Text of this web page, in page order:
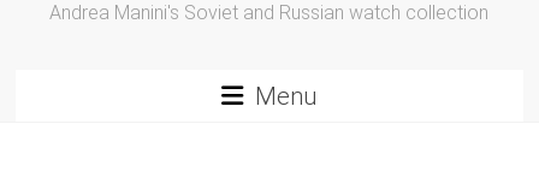
Andrea Manini's Soviet and Russian watch collection
Menu